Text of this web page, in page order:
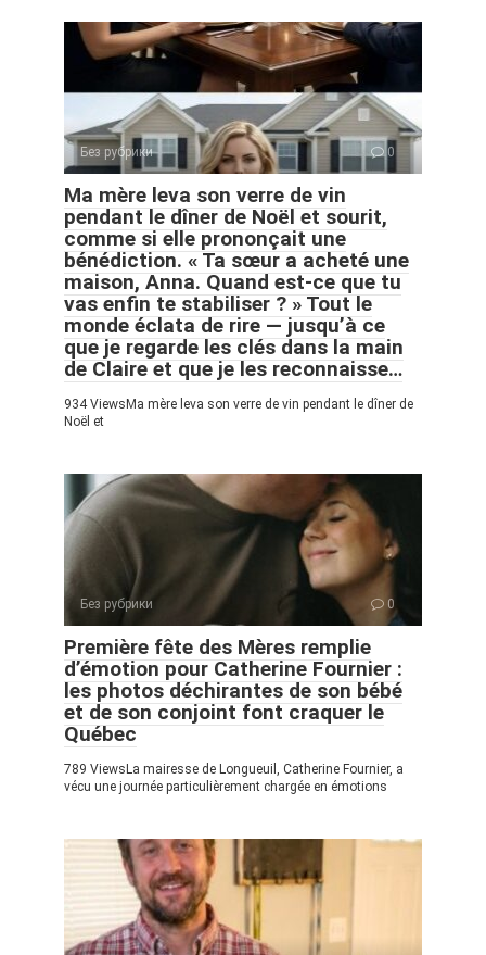
Без рубрики 0
Ma mère leva son verre de vin
pendant le dîner de Noël et sourit,
comme si elle prononçait une
bénédiction. « Ta sœur a acheté une
maison, Anna. Quand est-ce que tu
vas enfin te stabiliser ? » Tout le
monde éclata de rire — jusqu’à ce
que je regarde les clés dans la main
de Claire et que je les reconnaisse…
934 ViewsMa mère leva son verre de vin pendant le dîner de
Noël et
Без рубрики 0
Première fête des Mères remplie
d’émotion pour Catherine Fournier :
les photos déchirantes de son bébé
et de son conjoint font craquer le
Québec
789 ViewsLa mairesse de Longueuil, Catherine Fournier, a
vécu une journée particulièrement chargée en émotions